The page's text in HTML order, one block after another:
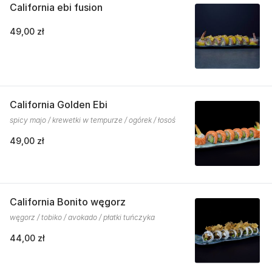
California ebi fusion
49,00 zł
California Golden Ebi
spicy majo / krewetki w tempurze / ogórek / łosoś
49,00 zł
California Bonito węgorz
węgorz / tobiko / avokado / płatki tuńczyka
44,00 zł